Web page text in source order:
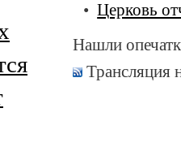
Церковь
Нашли
Трансляция